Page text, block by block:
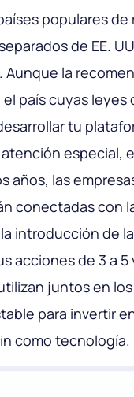
populares
de EE.
Aunque la
el país cuyas
tu
especial,
años, las
conectadas con
introducción de
acciones de 3 a
juntos en
para invertir
como tecnología.